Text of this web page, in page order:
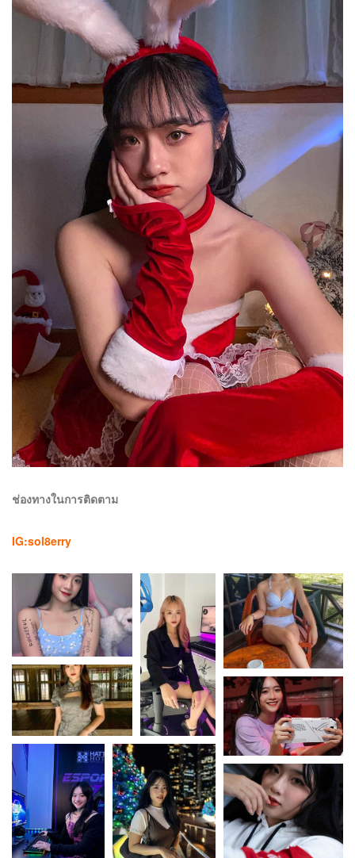
ช่องทางในการติดตาม
IG:sol8erry